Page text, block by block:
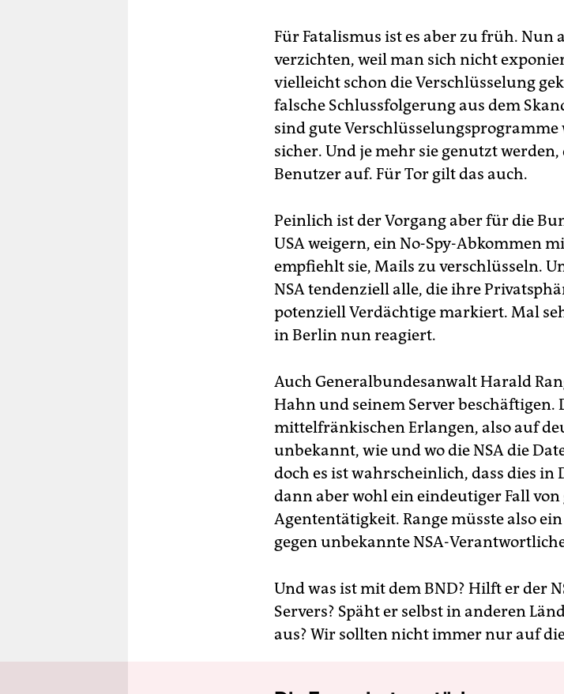
Für Fatalismus ist es aber zu früh. Nun
verzichten, weil man sich nicht
vielleicht schon die Verschlüsselung
falsche Schlussfolgerung aus dem
sind gute Verschlüsselungsprogramme
sicher. Und je mehr sie genutzt
Benutzer auf. Für Tor gilt das auch.
Peinlich ist der Vorgang aber für die
USA weigern, ein No-Spy-Abkommen
empfiehlt sie, Mails zu verschlüsseln.
NSA tendenziell alle, die ihre
potenziell Verdächtige markiert. Mal
in Berlin nun reagiert.
Auch Generalbundesanwalt Harald
Hahn und seinem Server beschäftigen.
mittelfränkischen Erlangen, also auf
unbekannt, wie und wo die NSA die
doch es ist wahrscheinlich, dass dies
dann aber wohl ein eindeutiger Fall
Agententätigkeit. Range müsste also
gegen unbekannte NSA-
Und was ist mit dem BND? Hilft er der
Servers? Späht er selbst in anderen
aus? Wir sollten nicht immer nur auf